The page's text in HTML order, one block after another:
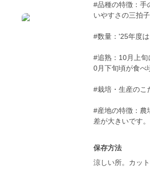
#品種の特徴：手
いやすさの三拍
#数量：'25年度
#追熟：10月上旬
0月下旬頃が食べ
#栽培・生産のこ
#産地の特徴：農
差が大きいです
保存方法
涼しい所。カッ